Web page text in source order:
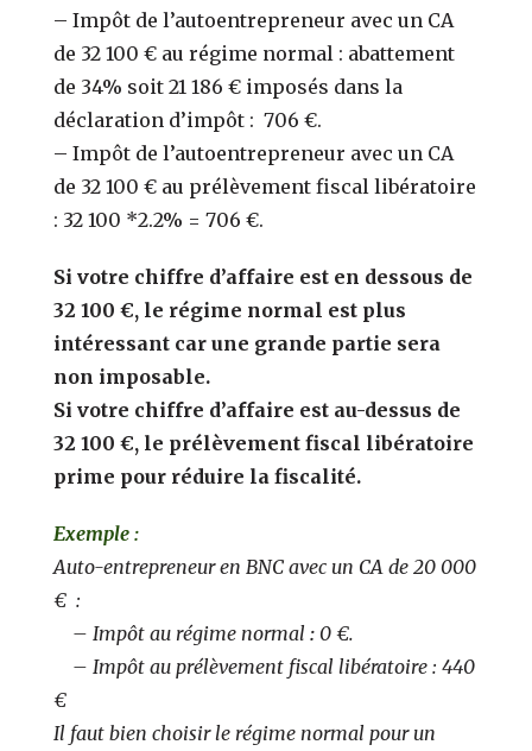
– Impôt de l’autoentrepreneur avec un CA
de 32 100 € au régime normal : abattement
de 34% soit 21 186 € imposés dans la
déclaration d’impôt : 706 €.
– Impôt de l’autoentrepreneur avec un CA
de 32 100 € au prélèvement fiscal libératoire
: 32 100 *2.2% = 706 €.
Si votre chiffre d’affaire est en dessous de
32 100 €, le régime normal est plus
intéressant car une grande partie sera
non imposable.
Si votre chiffre d’affaire est au-dessus de
32 100 €, le prélèvement fiscal libératoire
prime pour réduire la fiscalité.
Exemple :
Auto-entrepreneur en BNC avec un CA de 20 000
€ :
– Impôt au régime normal: 0 €.
– Impôt au prélèvement fiscal libératoire : 440
€
Il faut bien choisir le régime normal pour un